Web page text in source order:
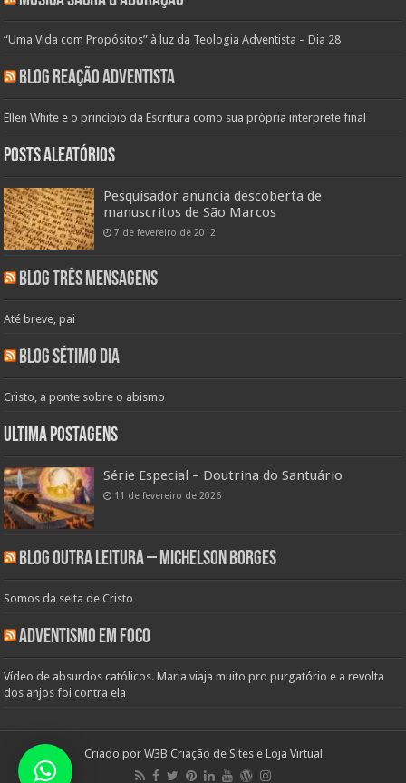
“Uma Vida com Propósitos” à luz da Teologia Adventista – Dia 28
Blog Reação Adventista
Ellen White e o princípio da Escritura como sua própria interprete final
Posts aleatórios
Pesquisador anuncia descoberta de
manuscritos de São Marcos‎
7 de fevereiro de 2012
Blog Três Mensagens
Até breve, pai
Blog Sétimo Dia
Cristo, a ponte sobre o abismo
Ultima Postagens
Série Especial – Doutrina do Santuário
11 de fevereiro de 2026
Blog Outra Leitura – Michelson Borges
Somos da seita de Cristo
Adventismo em Foco
Vídeo de absurdos católicos. Maria viaja muito pro purgatório e a revolta
dos anjos foi contra ela
Criado por W3B Criação de Sites e Loja Virtual